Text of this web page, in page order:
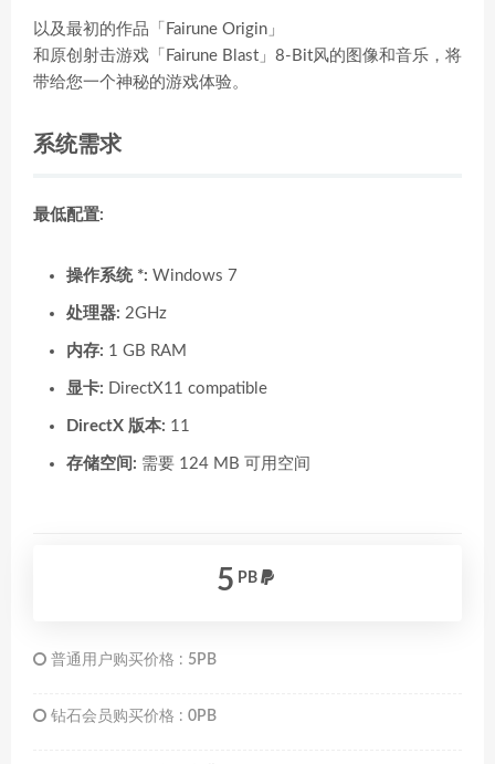
以及最初的作品「Fairune Origin」
和原创射击游戏「Fairune Blast」8-Bit风的图像和音乐，将
带给您一个神秘的游戏体验。
系统需求
最低配置:
操作系统 *: Windows 7
处理器: 2GHz
内存: 1 GB RAM
显卡: DirectX11 compatible
DirectX 版本: 11
存储空间: 需要 124 MB 可用空间
5 PB
普通用户购买价格 : 5PB
钻石会员购买价格 : 0PB